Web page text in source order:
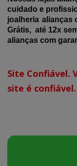
cuidado e
joalheria alianças
Grátis, até 12x
alianças com
Site Confiável.
site é confiável.